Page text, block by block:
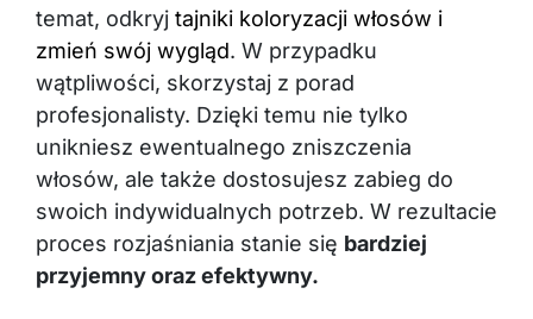
temat, odkryj tajniki koloryzacji włosów i
zmień swój wygląd. W przypadku
wątpliwości, skorzystaj z porad
profesjonalisty. Dzięki temu nie tylko
unikniesz ewentualnego zniszczenia
włosów, ale także dostosujesz zabieg do
swoich indywidualnych potrzeb. W rezultacie
proces rozjaśniania stanie się bardziej
przyjemny oraz efektywny.